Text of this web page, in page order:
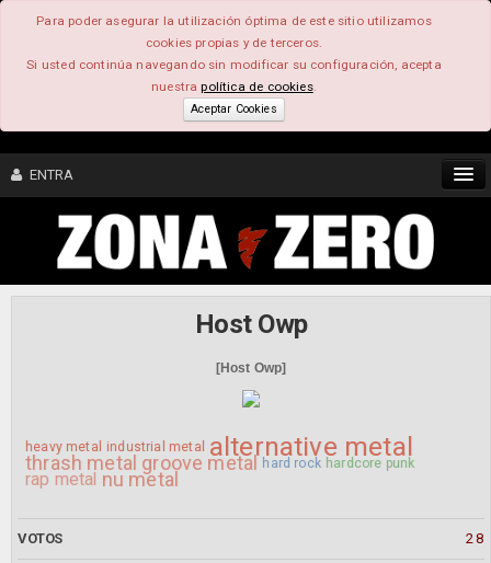
Para poder asegurar la utilización óptima de este sitio utilizamos
cookies propias y de terceros.
Si usted continúa navegando sin modificar su configuración, acepta
nuestrapolítica de cookies.
Aceptar Cookies
ENTRA
CONTENIDO
Host Owp
[Host Owp]
heavy metal industrial metal alternative metal
thrash metal groove metal hard rock hardcore punk
rap metal nu metal
VOTOS 28